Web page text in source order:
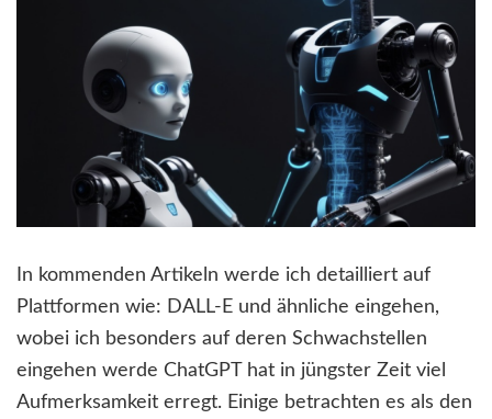
In kommenden Artikeln werde ich detailliert auf
Plattformen wie: DALL-E und ähnliche eingehen,
wobei ich besonders auf deren Schwachstellen
eingehen werde ChatGPT hat in jüngster Zeit viel
Aufmerksamkeit erregt. Einige betrachten es als den